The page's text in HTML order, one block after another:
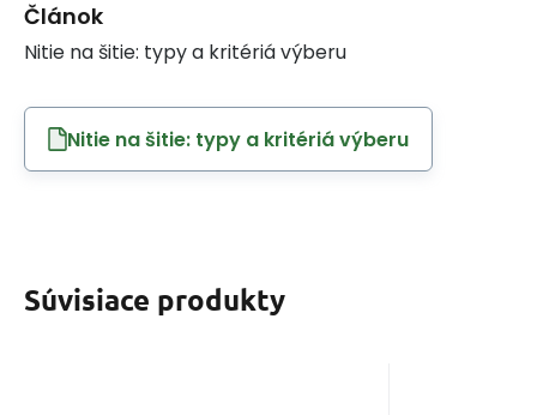
Článok
Nitie na šitie: typy a kritériá výberu
Nitie na šitie: typy a kritériá výberu
Súvisiace produkty